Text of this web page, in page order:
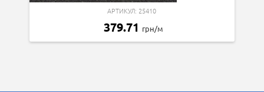
АРТИКУЛ: 25410
379.71 грн/м